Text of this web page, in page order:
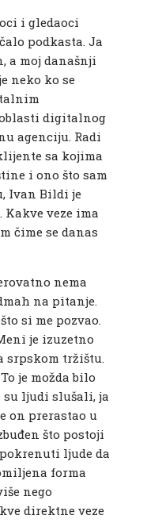
i gledaoci
podkasta. Ja
a moj današnji
neko ko se
digitalnog
agenciju. Radi
sa kojima
i ono što sam
Ivan Bildi je
Kakve veze ima
čime se danas
nema
na pitanje.
si me pozvao.
je izuzetno
srpskom tržištu.
je možda bilo
ljudi slušali, ja
on prerastao u
što postoji
ljude da
forma
nego
direktne veze